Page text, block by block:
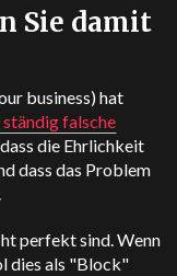
Sie damit
business) hat
falsche
die Ehrlichkeit
dass das Problem
perfekt sind. Wenn
dies als "Block"